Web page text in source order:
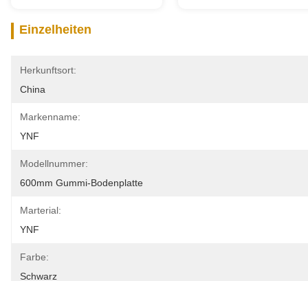
Einzelheiten
Herkunftsort:
China
Markenname:
YNF
Modellnummer:
600mm Gummi-Bodenplatte
Marterial:
YNF
Farbe:
Schwarz